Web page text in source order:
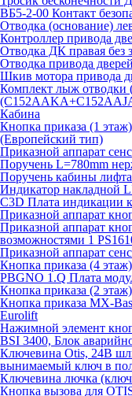
ВБ5-2-00 Контакт
Отводка (основание)
Контроллер привода
Отводка ДК правая
Отводка привода
Шкив мотора привода
Комплект лыж отводки
Кабина
Кнопка приказа (1
(Европейский тип)
Приказной аппарат
Поручень L=780mm
Поручень кабины
Индикатор накладной
C3D Плата индикации
Приказной аппарат
Приказной аппарат
возможностями 1
Приказной аппарат
Кнопка приказа (4
PBGNO 1.Q Плата
Кнопка приказа (2
Кнопка приказа MX-
Eurolift
Нажимной элемент
BSI 3400, Блок
Ключевина Otis, 24В
вынимаемый ключ в
Ключевина лючка
Кнопка вызова для